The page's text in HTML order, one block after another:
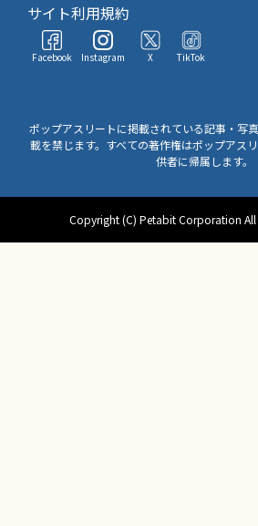
サイト利用規約
Facebook Instagram X TikTok
ポップアスリートに掲載されている記事・写
載を禁じます。すべての著作権はポップアス
供者に帰属します。
Copyright (C) Petabit Corporation All